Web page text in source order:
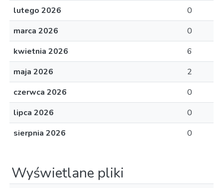
lutego 2026
0
marca 2026
0
kwietnia 2026
6
maja 2026
2
czerwca 2026
0
lipca 2026
0
sierpnia 2026
0
Wyświetlane pliki